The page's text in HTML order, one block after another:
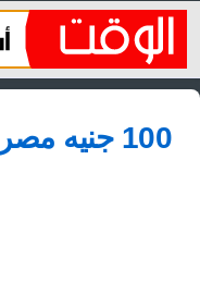
الليرة السورية
الجنيه المصري
100 جنيه مصري كم ليرة سورية